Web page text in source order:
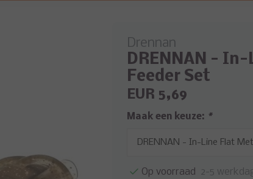
Drennan
DRENNAN -
Feeder Set
EUR 5,69
Maak een keuze: *
Op voorraad 2-5